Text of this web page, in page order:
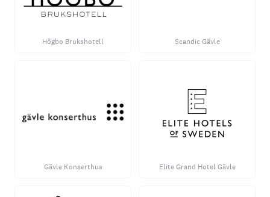
Högbo Brukshotell Scandic Gävle
Gävle Konserthus Elite Grand Hotel Gävle